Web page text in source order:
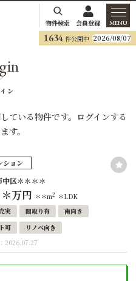
物件検索 会員登録 MENU
1634 件公開中 2026/08/07
ン
ている物件です。ログインする
す。
ション
中区＊＊＊＊
万円 ＊＊m2 ＊LDK
実
間取り有
南向き
可
リノベ向き
2026.07.27